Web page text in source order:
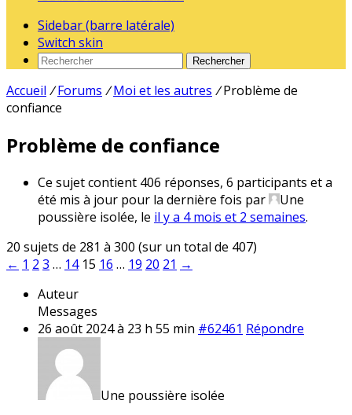
Sidebar (barre latérale)
Switch skin
Rechercher
Accueil / Forums / Moi et les autres / Problème de
confiance
Problème de confiance
Ce sujet contient 406 réponses, 6 participants et a
été mis à jour pour la dernière fois par
Une
poussière isolée, le il y a 4 mois et 2 semaines.
20 sujets de 281 à 300 (sur un total de 407)
← 1 2 3 … 14 15 16 … 19 20 21 →
Auteur
Messages
26 août 2024 à 23 h 55 min #62461 Répondre
Une poussière isolée